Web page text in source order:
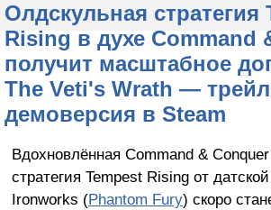
Олдскульная стратегия
Rising в духе Command
получит масштабное
The Veti's Wrath —
демоверсия в Steam
Вдохновлённая Command &
стратегия Tempest Rising от
Ironworks (Phantom Fury) скоро